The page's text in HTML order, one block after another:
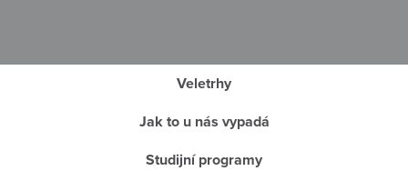
Veletrhy
Jak to u nás vypadá
Studijní programy